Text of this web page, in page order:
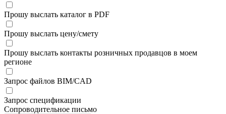
Прошу выслать каталог в PDF
Прошу выслать цену/смету
Прошу выслать контакты розничных продавцов в моем
регионе
Запрос файлов BIM/CAD
Запрос спецификации
Сопроводительное письмо